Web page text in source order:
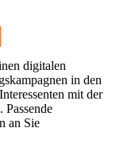
digitalen
in den
mit der
an Sie